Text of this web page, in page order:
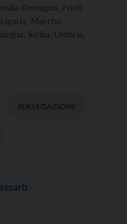
Romagna, Friuli-
Marche,
Sicilia, Umbria,
#DELEGAZIONE